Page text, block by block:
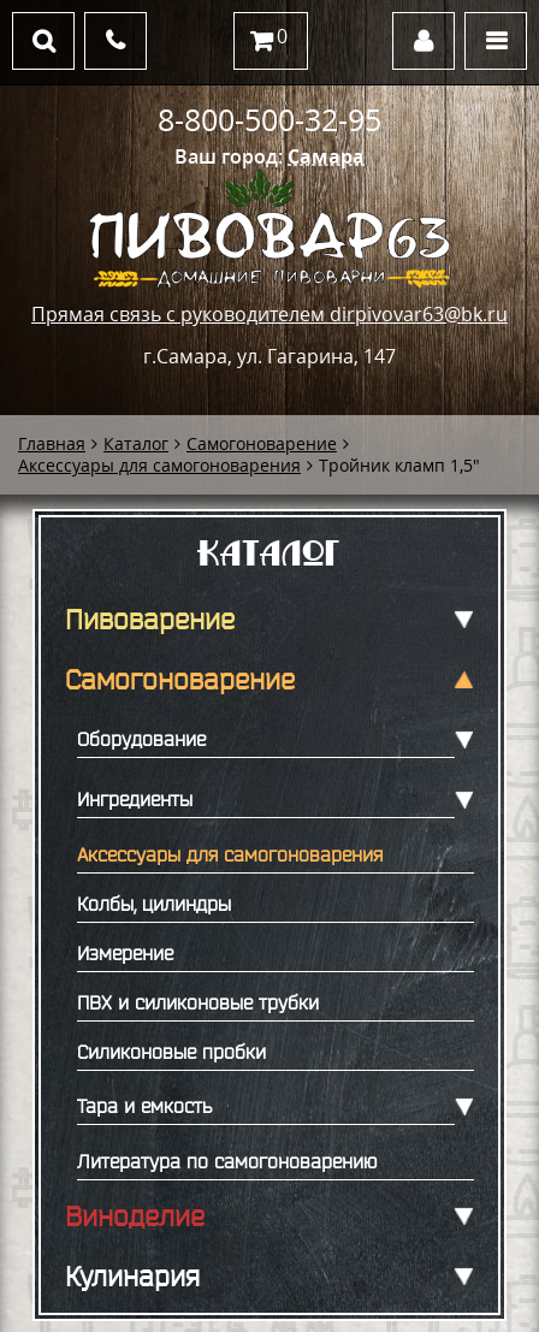
Ваш город:Самара
Прямая связь с руководителем dirpivovar63@bk.ru
г.Самара, ул. Гагарина, 147
8-800-500-32-95
0
Главная Каталог
Самогоноварение
Аксессуары для самогоноварения
Тройник кламп 1,5"
Каталог
Пивоварение
Самогоноварение
Оборудование
Ингредиенты
Аксессуары для самогоноварения
Колбы, цилиндры
Измерение
ПВХ и силиконовые трубки
Силиконовые пробки
Тара и емкость
Литература по самогоноварению
Виноделие
Кулинария